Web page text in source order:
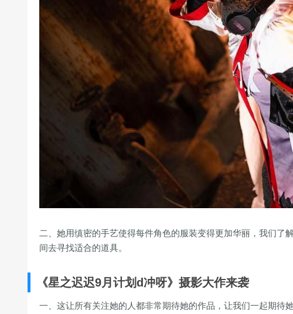
二、她用缜密的手艺使得每件角色的服装变得更加华丽，我们
间去寻找适合的道具。
《星之迟迟9月计划d冲呀》摄影大作来袭
一、这让所有关注她的人都非常期待她的作品，让我们一起期